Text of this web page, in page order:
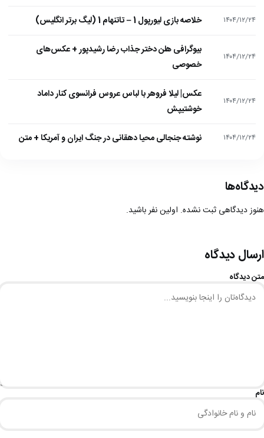
۱۴۰۴/۱۲/۲۴ خلاصه بازی لیورپول 1 – تاتنهام 1 (لیگ برتر انگلیس)
۱۴۰۴/۱۲/۲۴
بیوگرافی هلن دختر جذاب رضا رشیدپور + عکس‌های
خصوصی
۱۴۰۴/۱۲/۲۴
عکس| لیلا فروهر با لباس عروس فرانسوی کنار داماد
خوشتیپش
۱۴۰۴/۱۲/۲۴ نوشته جنجالی محیا دهقانی در جنگ ایران و آمریکا + متن
دیدگاه‌ها
هنوز دیدگاهی ثبت نشده. اولین نفر باشید.
ارسال دیدگاه
متن دیدگاه
نام